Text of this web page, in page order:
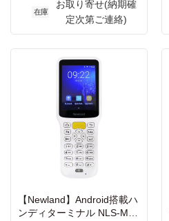
在庫
お取り寄せ(納期確
定次第ご連絡)
【Newland】Android搭載ハ
ンディターミナル NLS-MT3